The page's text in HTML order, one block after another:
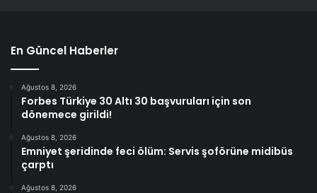
En Güncel Haberler
Ağustos 8, 2026
Forbes Türkiye 30 Altı 30 başvuruları için son
dönemece girildi!
Ağustos 8, 2026
Emniyet şeridinde feci ölüm: Servis şoförüne midibüs
çarptı
Ağustos 8, 2026